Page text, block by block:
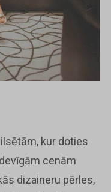
kur doties
cenām
dizaineru pērles,